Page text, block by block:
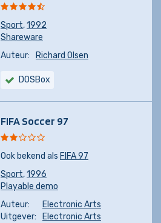
Sport,1992
Shareware
Auteur:
Richard Olsen
DOSBox
FIFA Soccer 97
Ook bekend als FIFA 97
Sport,1996
Playable demo
Auteur:
Electronic Arts
Uitgever:
Electronic Arts